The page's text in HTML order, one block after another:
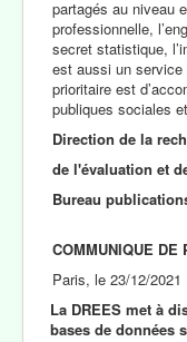
partagés au niveau
professionnelle,
secret statistique,
est aussi un
prioritaire est
publiques sociales
Direction de la
de l'évaluation et
Bureau
COMMUNIQUE DE
Paris, le 23/12/2021
La DREES met à
bases de données